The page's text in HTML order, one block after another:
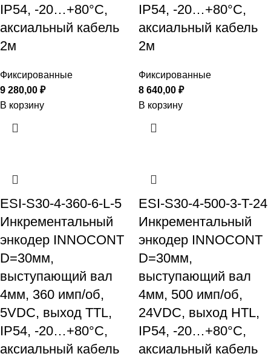
IP54, -20…+80°C,
аксиальный кабель
2м
Фиксированные
9 280,00 ₽
В корзину
IP54, -20…+80°C,
аксиальный кабель
2м
Фиксированные
8 640,00 ₽
В корзину
ESI-S30-4-360-6-L-5
Инкрементальный
энкодер INNOCONT
D=30мм,
выступающий вал
4мм, 360 имп/об,
5VDC, выход TTL,
IP54, -20…+80°C,
аксиальный кабель
ESI-S30-4-500-3-T-24
Инкрементальный
энкодер INNOCONT
D=30мм,
выступающий вал
4мм, 500 имп/об,
24VDC, выход HTL,
IP54, -20…+80°C,
аксиальный кабель